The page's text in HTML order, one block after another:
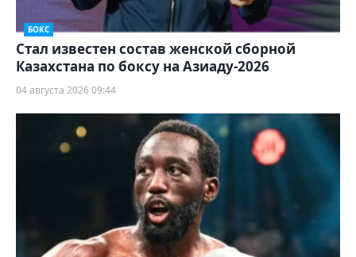
БОКС
Стал известен состав женской сборной
Казахстана по боксу на Азиаду-2026
04 августа 2026 09:44